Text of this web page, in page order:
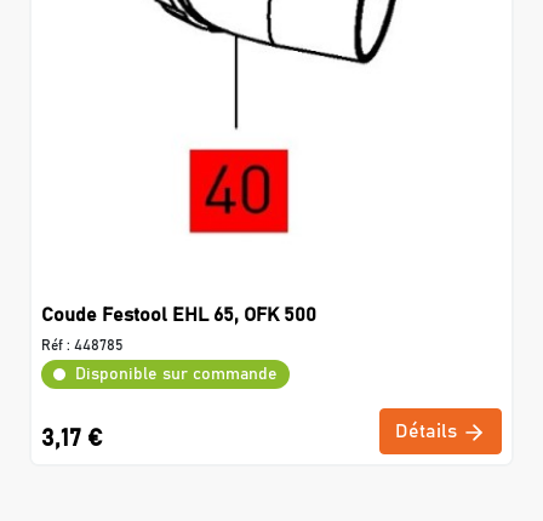
Coude Festool EHL 65, OFK 500
Réf : 448785
Disponible sur commande
3,17 € Détails